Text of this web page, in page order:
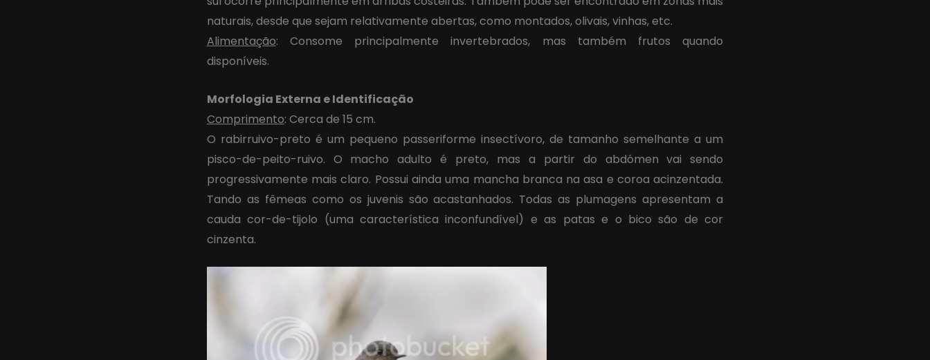
naturais, desde que sejam relativamente abertas, como montados, olivais, vinhas, etc.
Alimentação: Consome principalmente invertebrados, mas também frutos quando
disponíveis.
Morfologia Externa e Identificação
Comprimento: Cerca de 15 cm.
O rabirruivo-preto é um pequeno passeriforme insectívoro, de tamanho semelhante a um
pisco-de-peito-ruivo. O macho adulto é preto, mas a partir do abdómen vai sendo
progressivamente mais claro. Possui ainda uma mancha branca na asa e coroa acinzentada.
Tando as fêmeas como os juvenis são acastanhados. Todas as plumagens apresentam a
cauda cor-de-tijolo (uma característica inconfundível) e as patas e o bico são de cor
cinzenta.